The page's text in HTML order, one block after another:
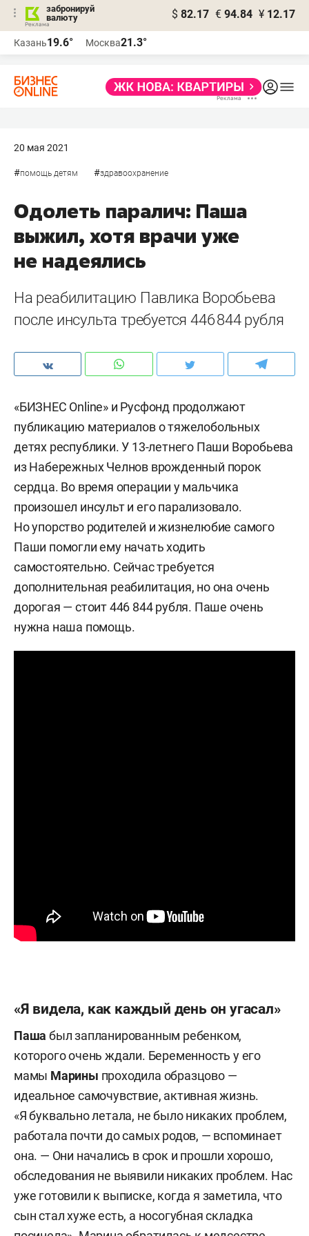
забронируй
валюту
$ 82.17 € 94.84 ¥ 12.17
Казань19.6° Москва21.3°
20 мая 2021
#помощь детям #здравоохранение
Одолеть паралич: Паша
выжил, хотя врачи уже
не надеялись
На реабилитацию Павлика Воробьева
после инсульта требуется 446 844 рубля
«БИЗНЕС Online» и Русфонд продолжают
публикацию материалов о тяжелобольных
детях республики. У 13-летнего Паши Воробьева
из Набережных Челнов врожденный порок
сердца. Во время операции у мальчика
произошел инсульт и его парализовало.
Но упорство родителей и жизнелюбие самого
Паши помогли ему начать ходить
самостоятельно. Сейчас требуется
дополнительная реабилитация, но она очень
дорогая — стоит 446 844 рубля. Паше очень
нужна наша помощь.
«Я видела, как каждый день он угасал»
Паша был запланированным ребенком,
которого очень ждали. Беременность у его
мамы Марины проходила образцово —
идеальное самочувствие, активная жизнь.
«Я буквально летала, не было никаких проблем,
работала почти до самых родов, — вспоминает
она. — Они начались в срок и прошли хорошо,
обследования не выявили никаких проблем. Нас
уже готовили к выписке, когда я заметила, что
сын стал хуже есть, а носогубная складка